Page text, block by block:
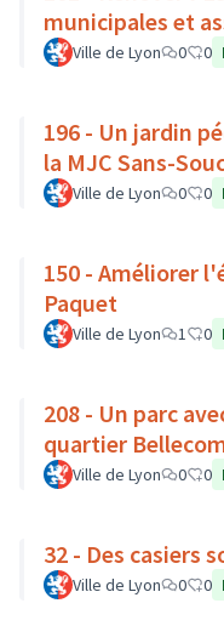
municipales et
Ville de Lyon 0 0
196 - Un jardin
la MJC Sans-
Ville de Lyon 0 0
150 - Améliorer
Paquet
Ville de Lyon 1 0
208 - Un parc
quartier
Ville de Lyon 0 0
32 - Des casiers
Ville de Lyon 0 0